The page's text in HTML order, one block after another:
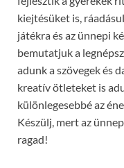
kiejtésüket is,
játékra és az ünnepi
bemutatjuk a
adunk a szövegek és
kreatív ötleteket is
különlegesebbé az
Készülj, mert az
ragad!